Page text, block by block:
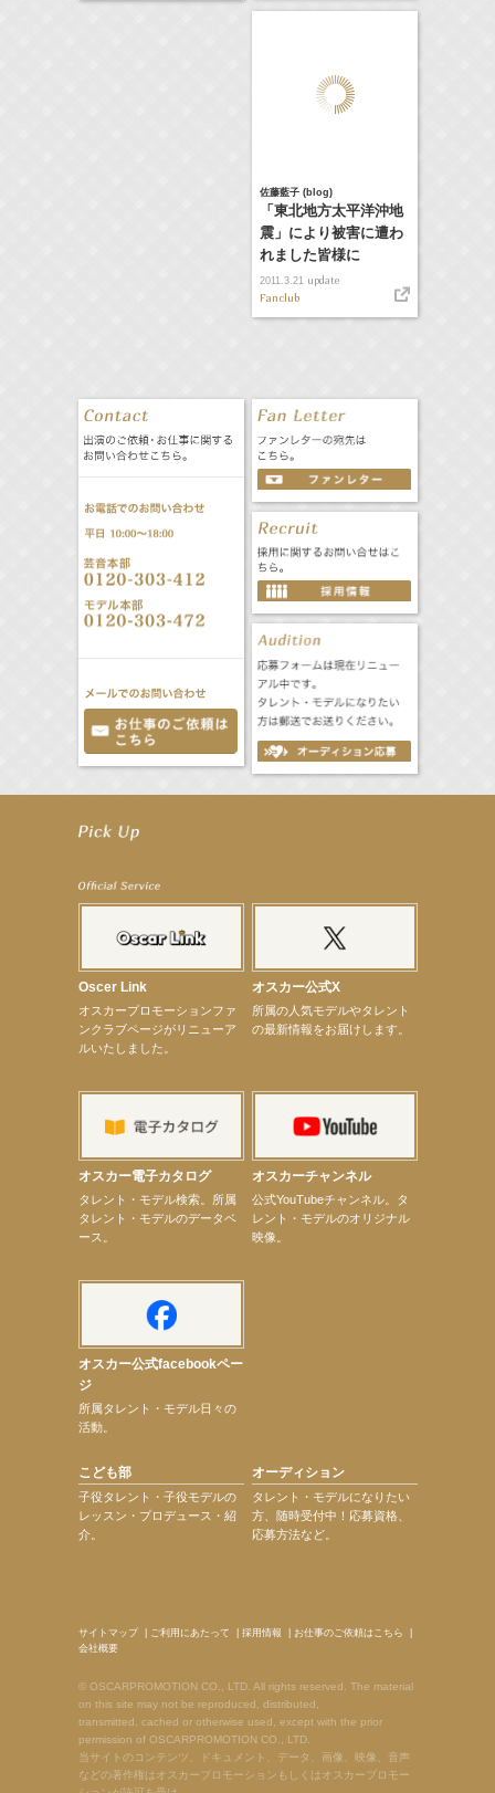
佐藤藍子 (blog)
「東北地方太平洋沖地
震」により被害に遭わ
れました皆様に
2011.3.21update
Fanclub
【elfin’】7thシングル『全世界』がFM-UUでO.A.決定♪
【昆虫ハンター牧田習】宝塚市立手塚治虫記念館トークショー＆宝塚文化芸術センター昆虫展示イ
【昆虫ハンター牧田習】8月13日（木）プライムツリー赤池「ふれあい昆虫フェスティバル」トーク
【定本楓馬】WEB DIGVII 連載企画『東京23時』に登場！
【elfin’】7thシングル『全世界』がFMふくろうでパワープレイO.A.決定
【上戸彩】「サントリードリームマッチ2026」 始球式
【上戸彩】サントリー「−196」新CM出演！
【本田紗来】「Ray」9月号発売中！
【宇垣美里】「マンガ【推しの子】展‐星のキセキ‐」オープニングイベント
【昆虫ハンター牧田習】7月25日（土）NHKラジオ「石丸謙二郎の山カフェ」出演
【昆虫ハンター牧田習】7月22日（水）TBSラジオ「こねくと」出演
Oscer Link
オスカープロモーションファ
ンクラブページがリニューア
ルいたしました。
オスカー公式X
所属の人気モデルやタレント
の最新情報をお届けします。
オスカー電子カタログ
タレント・モデル検索。所属
タレント・モデルのデータベ
ース。
オスカーチャンネル
公式YouTubeチャンネル。タ
レント・モデルのオリジナル
映像。
オスカー公式facebookペー
ジ
所属タレント・モデル日々の
活動。
こども部
子役タレント・子役モデルの
レッスン・プロデュース・紹
介。
オーディション
タレント・モデルになりたい
方、随時受付中！応募資格、
応募方法など。
サイトマップ| ご利用にあたって 採用情報 お仕事のご依頼はこちら
会社概要
© OSCARPROMOTION CO., LTD. All rights reserved. The material
on this site may not be reproduced, distributed,
transmitted, cached or otherwise used, except with the prior
permission of OSCARPROMOTION CO., LTD.
当サイトのコンテンツ、ドキュメント、データ、画像、映像、音声
などの著作権はオスカープロモーションもしくはオスカープロモー